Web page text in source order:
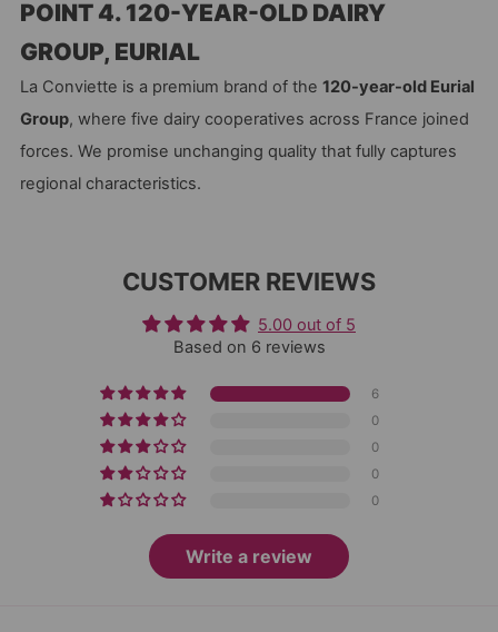
POINT 4. 120-YEAR-OLD DAIRY
GROUP, EURIAL
La Conviette is a premium brand of the 120-year-old Eurial
Group, where five dairy cooperatives across France joined
forces. We promise unchanging quality that fully captures
regional characteristics.
CUSTOMER REVIEWS
5.00 out of 5
Based on 6 reviews
6
0
0
0
0
Write a review